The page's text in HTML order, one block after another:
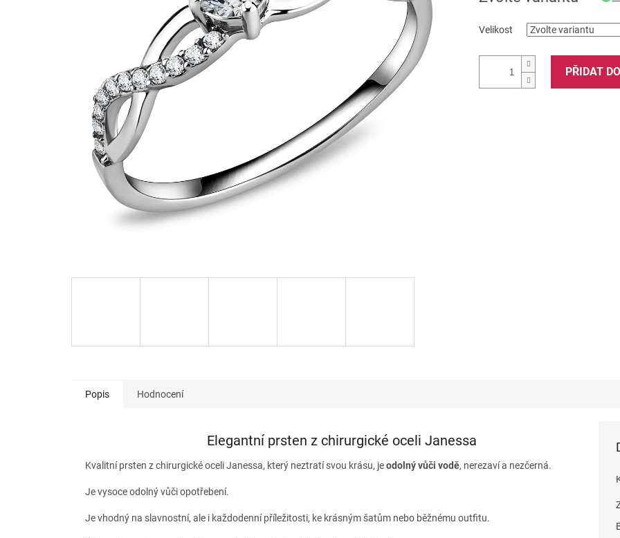
Velikost
PŘIDAT
Popis Hodnocení
Elegantní prsten z chirurgické oceli Janessa
Kvalitní prsten z chirurgické oceli Janessa, který neztratí svou krásu, jeodolný vůči vodě, nerezaví a nezčerná.
Je vysoce odolný vůči opotřebení.
Je vhodný na slavnostní, ale i každodenní příležitosti, ke krásným šatům nebo běžnému outfitu.